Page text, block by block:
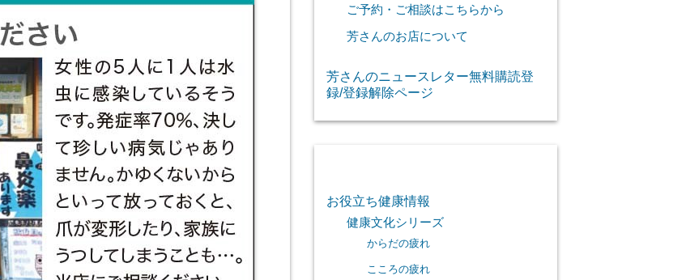
ご予約・ご相談はこちらから
芳さんのお店について
芳さんのニュースレター無料購読登
録/登録解除ページ
お役立ち健康情報
健康文化シリーズ
からだの疲れ
こころの疲れ